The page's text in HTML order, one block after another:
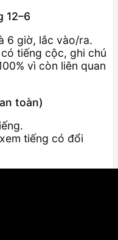
12–6
6 giờ, lắc vào/ra.
tiếng cộc, ghi chú
vì còn liên quan
toàn)
tiếng có đổi